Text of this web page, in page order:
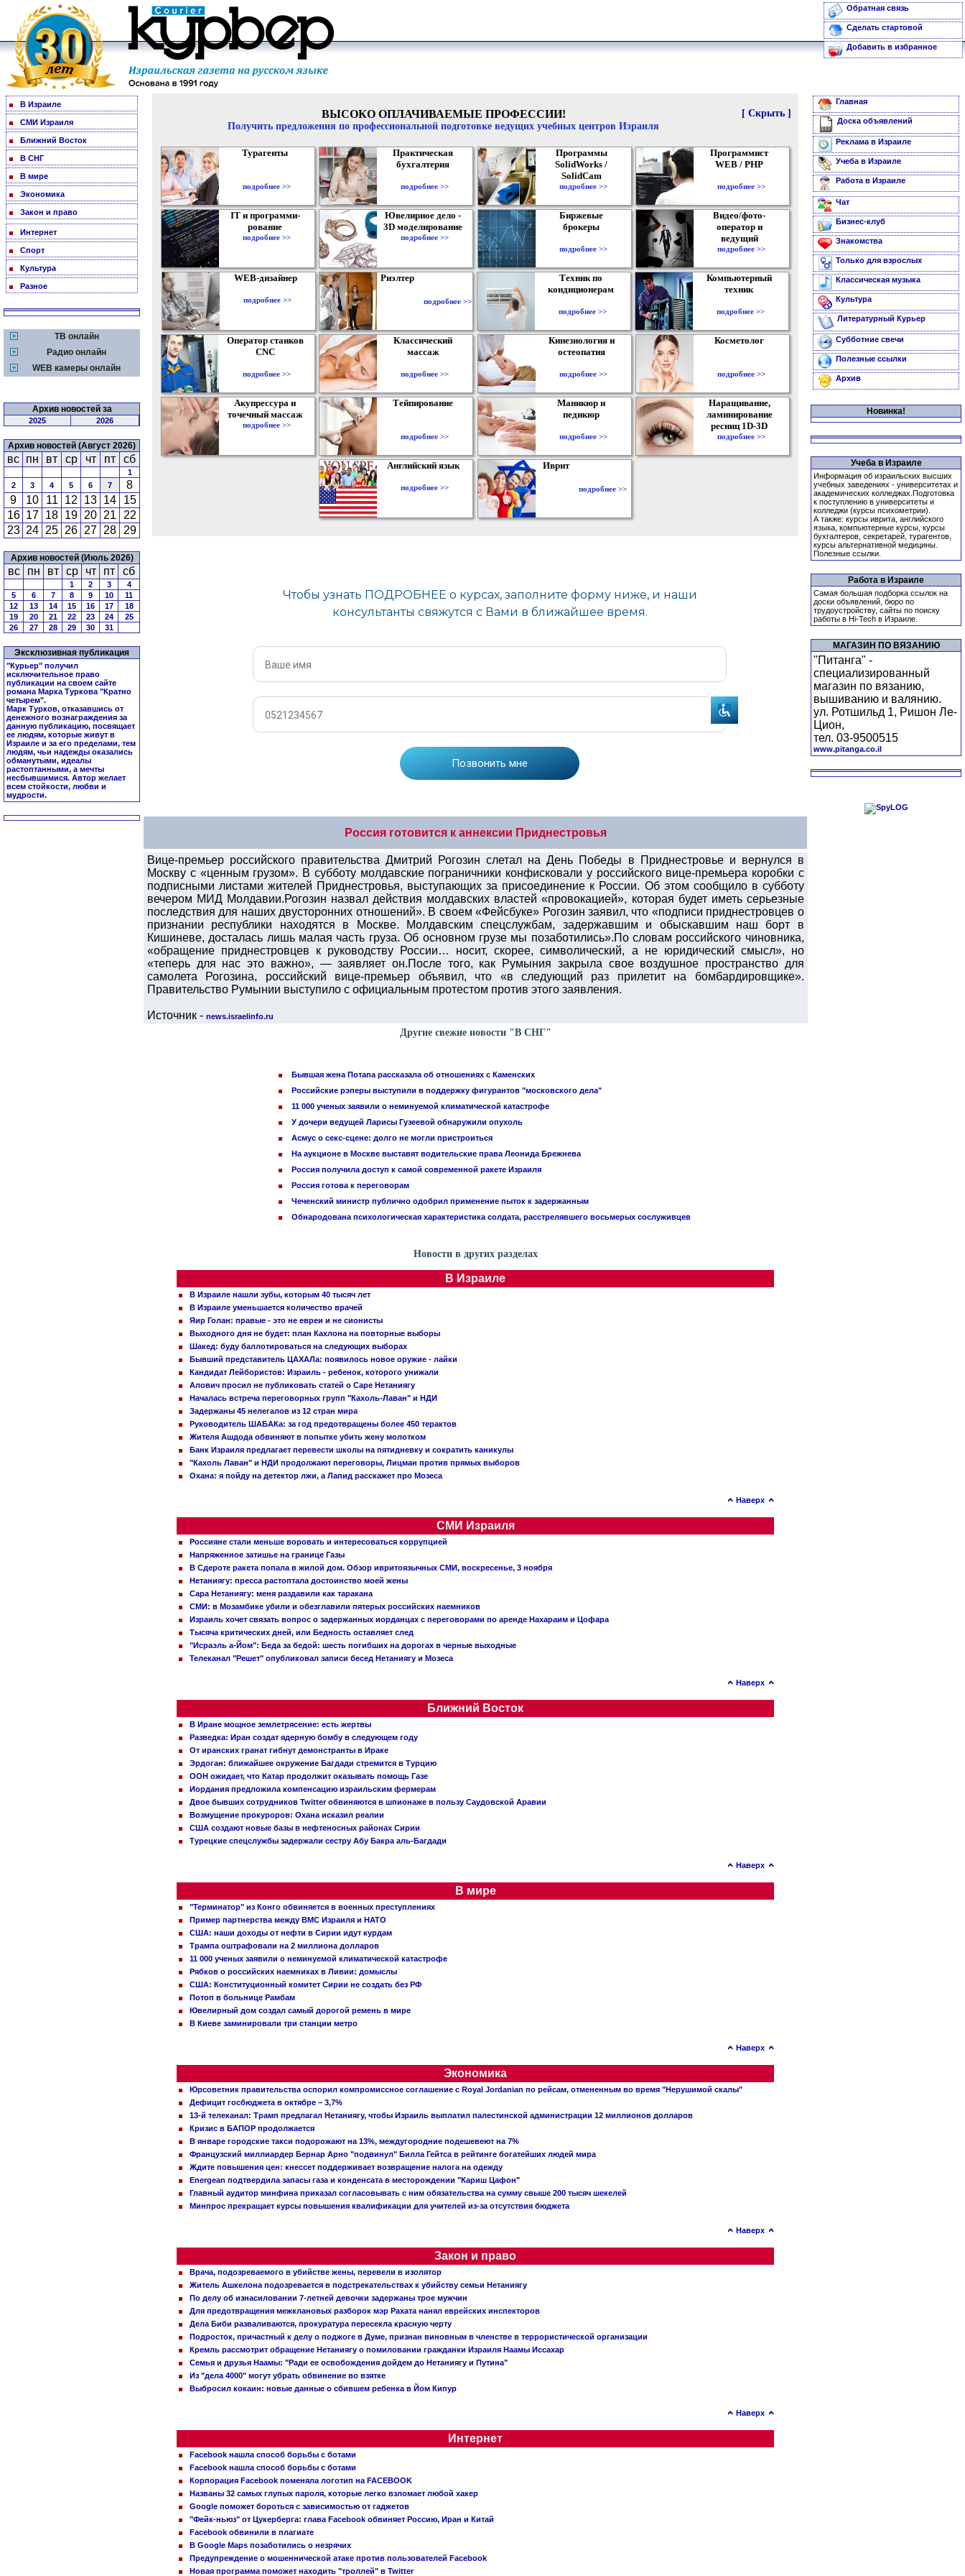
Обратная связь
Сделать стартовой
Добавить в избранное
В Израиле
СМИ Израиля
Ближний Восток
В СНГ
В мире
Экономика
Закон и право
Интернет
Спорт
Культура
Разное
ТВ онлайн
Радио онлайн
WEB камеры онлайн
Архив новостей за
2025 2026
Архив новостей (Август 2026)
вс пн вт ср чт пт сб
1
2
3 4 5 6 7
8
9
10 11 12 13 14
15
16 17 18 19 20 21
22
23 24 25 26 27 28 29
Архив новостей (Июль 2026)
вс пн вт ср чт пт сб
1 2 3
4
5
6 7 8 9 10
11
12
13 14 15 16 17
18
19
20 21 22 23 24
25
26
27 28 29 30 31
Эксклюзивная публикация
"Курьер" получил
исключительное право
публикации на своем сайте
романа Марка Туркова "Кратно
четырем".
Марк Турков, отказавшись от
денежного вознаграждения за
данную публикацию, посвящает
ее людям, которые живут в
Израиле и за его пределами, тем
людям, чьи надежды оказались
обманутыми, идеалы
растоптанными, а мечты
несбывшимися. Автор желает
всем стойкости, любви и
мудрости.
[ Скрыть ]
ВЫСОКО ОПЛАЧИВАЕМЫЕ ПРОФЕССИИ!
Получить предложения по профессиональной подготовке ведущих учебных центров Израиля
Турагенты
подробнее >>
Практическая
бухгалтерия
подробнее >>
Программы
SolidWorks /
SolidCam
подробнее >>
Программист
WEB / PHP
подробнее >>
IT и программи-
рование
подробнее >>
Ювелирное дело -
3D моделирование
подробнее >>
Биржевые
брокеры
подробнее >>
Видео/фото-
оператор и
ведущий
подробнее >>
WEB-дизайнер
подробнее >>
Риэлтер
подробнее >>
Техник по
кондиционерам
подробнее >>
Компьютерный
техник
подробнее >>
Оператор станков
CNC
подробнее >>
Классический
массаж
подробнее >>
Кинезиология и
остеопатия
подробнее >>
Косметолог
подробнее >>
Акупрессура и
точечный массаж
подробнее >>
Тейпирование
подробнее >>
Маникюр и
педикюр
подробнее >>
Наращивание,
ламинирование
ресниц 1D-3D
подробнее >>
Английский язык
подробнее >>
Иврит
подробнее >>
Россия готовится к аннексии Приднестровья
Вице-премьер российского правительства Дмитрий Рогозин слетал на День Победы в Приднестровье и вернулся в
Москву с «ценным грузом». В субботу молдавские пограничники конфисковали у российского вице-премьера коробки с
подписными листами жителей Приднестровья, выступающих за присоединение к России. Об этом сообщило в субботу
вечером МИД Молдавии.Рогозин назвал действия молдавских властей «провокацией», которая будет иметь серьезные
последствия для наших двусторонних отношений». В своем «Фейсбуке» Рогозин заявил, что «подписи приднестровцев о
признании республики находятся в Москве. Молдавским спецслужбам, задержавшим и обыскавшим наш борт в
Кишиневе, досталась лишь малая часть груза. Об основном грузе мы позаботились».По словам российского чиновника,
«обращение приднестровцев к руководству России… носит, скорее, символический, а не юридический смысл», но
«теперь для нас это важно», — заявляет он.После того, как Румыния закрыла свое воздушное пространство для
самолета Рогозина, российский вице-премьер объявил, что «в следующий раз прилетит на бомбардировщике».
Правительство Румынии выступило с официальным протестом против этого заявления.
Источник - news.israelinfo.ru
Другие свежие новости "В СНГ"
Бывшая жена Потапа рассказала об отношениях с Каменских
Российские рэперы выступили в поддержку фигурантов "московского дела"
11 000 ученых заявили о неминуемой климатической катастрофе
У дочери ведущей Ларисы Гузеевой обнаружили опухоль
Асмус о секс-сцене: долго не могли пристроиться
На аукционе в Москве выставят водительские права Леонида Брежнева
Россия получила доступ к самой современной ракете Израиля
Россия готова к переговорам
Чеченский министр публично одобрил применение пыток к задержанным
Обнародована психологическая характеристика солдата, расстрелявшего восьмерых сослуживцев
Новости в других разделах
В Израиле
В Израиле нашли зубы, которым 40 тысяч лет
В Израиле уменьшается количество врачей
Яир Голан: правые - это не евреи и не сионисты
Выходного дня не будет: план Кахлона на повторные выборы
Шакед: буду баллотироваться на следующих выборах
Бывший представитель ЦАХАЛа: появилось новое оружие - лайки
Кандидат Лейбористов: Израиль - ребенок, которого унижали
Алович просил не публиковать статей о Саре Нетаниягу
Началась встреча переговорных групп "Кахоль-Лаван" и НДИ
Задержаны 45 нелегалов из 12 стран мира
Руководитель ШАБАКа: за год предотвращены более 450 терактов
Жителя Ашдода обвиняют в попытке убить жену молотком
Банк Израиля предлагает перевести школы на пятидневку и сократить каникулы
"Кахоль Лаван" и НДИ продолжают переговоры, Лицман против прямых выборов
Охана: я пойду на детектор лжи, а Лапид расскажет про Мозеса
Наверх
СМИ Израиля
Россияне стали меньше воровать и интересоваться коррупцией
Напряженное затишье на границе Газы
В Сдероте ракета попала в жилой дом. Обзор ивритоязычных СМИ, воскресенье, 3 ноября
Нетаниягу: пресса растоптала достоинство моей жены
Сара Нетаниягу: меня раздавили как таракана
СМИ: в Мозамбике убили и обезглавили пятерых российских наемников
Израиль хочет связать вопрос о задержанных иорданцах с переговорами по аренде Нахараим и Цофара
Тысяча критических дней, или Бедность оставляет след
"Исраэль а-Йом": Беда за бедой: шесть погибших на дорогах в черные выходные
Телеканал "Решет" опубликовал записи бесед Нетаниягу и Мозеса
Наверх
Ближний Восток
В Иране мощное землетрясение: есть жертвы
Разведка: Иран создат ядерную бомбу в следующем году
От иранских гранат гибнут демонстранты в Ираке
Эрдоган: ближайшее окружение Багдади стремится в Турцию
ООН ожидает, что Катар продолжит оказывать помощь Газе
Иордания предложила компенсацию израильским фермерам
Двое бывших сотрудников Twitter обвиняются в шпионаже в пользу Саудовской Аравии
Возмущение прокуроров: Охана исказил реалии
США создают новые базы в нефтеносных районах Сирии
Турецкие спецслужбы задержали сестру Абу Бакра аль-Багдади
Наверх
В мире
"Терминатор" из Конго обвиняется в военных преступлениях
Пример партнерства между ВМС Израиля и НАТО
США: наши доходы от нефти в Сирии идут курдам
Трампа оштрафовали на 2 миллиона долларов
11 000 ученых заявили о неминуемой климатической катастрофе
Рябков о российских наемниках в Ливии: домыслы
США: Конституционный комитет Сирии не создать без РФ
Потоп в больнице Рамбам
Ювелирный дом создал самый дорогой ремень в мире
В Киеве заминировали три станции метро
Наверх
Экономика
Юрсоветник правительства оспорил компромиссное соглашение с Royal Jordanian по рейсам, отмененным во время "Нерушимой скалы"
Дефицит госбюджета в октябре – 3,7%
13-й телеканал: Трамп предлагал Нетаниягу, чтобы Израиль выплатил палестинской администрации 12 миллионов долларов
Кризис в БАПОР продолжается
В январе городские такси подорожают на 13%, междугородние подешевеют на 7%
Французский миллиардер Бернар Арно "подвинул" Билла Гейтса в рейтинге богатейших людей мира
Ждите повышения цен: кнессет поддерживает возвращение налога на одежду
Energean подтвердила запасы газа и конденсата в месторождении "Кариш Цафон"
Главный аудитор минфина приказал согласовывать с ним обязательства на сумму свыше 200 тысяч шекелей
Минпрос прекращает курсы повышения квалификации для учителей из-за отсутствия бюджета
Наверх
Закон и право
Врача, подозреваемого в убийстве жены, перевели в изолятор
Житель Ашкелона подозревается в подстрекательствах к убийству семьи Нетаниягу
По делу об изнасиловании 7-летней девочки задержаны трое мужчин
Для предотвращения межклановых разборок мэр Рахата нанял еврейских инспекторов
Дела Биби разваливаются, прокуратура пересекла красную черту
Подросток, причастный к делу о поджоге в Думе, признан виновным в членстве в террористической организации
Кремль рассмотрит обращение Нетаниягу о помиловании гражданки Израиля Наамы Иссахар
Семья и друзья Наамы: "Ради ее освобождения дойдем до Нетаниягу и Путина"
Из "дела 4000" могут убрать обвинение во взятке
Выбросил кокаин: новые данные о сбившем ребенка в Йом Кипур
Наверх
Интернет
Facebook нашла способ борьбы с ботами
Facebook нашла способ борьбы с ботами
Корпорация Facebook поменяла логотип на FACEBOOK
Названы 32 самых глупых пароля, которые легко взломает любой хакер
Google поможет бороться с зависимостью от гаджетов
"Фейк-ньюз" от Цукерберга: глава Facebook обвиняет Россию, Иран и Китай
Facebook обвинили в плагиате
В Google Maps позаботились о незрячих
Предупреждение о мошеннической атаке против пользователей Facebook
Новая программа поможет находить "троллей" в Twitter
Главная
Доска объявлений
Реклама в Израиле
Учеба в Израиле
Работа в Израиле
Чат
Бизнес-клуб
Знакомства
Только для взрослых
Классическая музыка
Культура
Литературный Курьер
Субботние свечи
Полезные ссылки
Архив
Новинка!
Учеба в Израиле
Информация об израильских высших
учебных заведениях - университетах и
академических колледжах.Подготовка
к поступлению в университеты и
колледжи (курсы психометрии).
А также: курсы иврита, английского
языка, компьютерные курсы, курсы
бухгалтеров, секретарей, турагентов,
курсы альтернативной медицины.
Полезные ссылки.
Работа в Израиле
Самая большая подборка ссылок на
доски объявлений, бюро по
трудоустройству, сайты по поиску
работы в Hi-Tech в Израиле.
МАГАЗИН ПО ВЯЗАНИЮ
"Питанга" -
специализированный
магазин по вязанию,
вышиванию и валянию.
ул. Ротшильд 1, Ришон Ле-
Цион,
тел. 03-9500515
www.pitanga.co.il